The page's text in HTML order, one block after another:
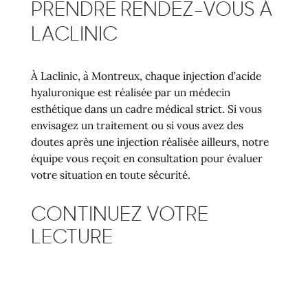
PRENDRE RENDEZ-VOUS À
LACLINIC
À Laclinic, à Montreux, chaque injection d’acide
hyaluronique est réalisée par un médecin
esthétique dans un cadre médical strict. Si vous
envisagez un traitement ou si vous avez des
doutes après une injection réalisée ailleurs, notre
équipe vous reçoit en consultation pour évaluer
votre situation en toute sécurité.
CONTINUEZ VOTRE
LECTURE